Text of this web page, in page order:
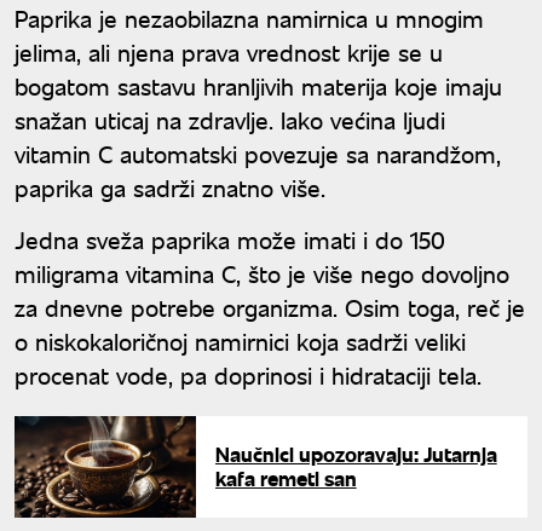
Paprika je nezaobilazna namirnica u mnogim
jelima, ali njena prava vrednost krije se u
bogatom sastavu hranljivih materija koje imaju
snažan uticaj na zdravlje. Iako većina ljudi
vitamin C automatski povezuje sa narandžom,
paprika ga sadrži znatno više.
Jedna sveža paprika može imati i do 150
miligrama vitamina C, što je više nego dovoljno
za dnevne potrebe organizma. Osim toga, reč je
o niskokaloričnoj namirnici koja sadrži veliki
procenat vode, pa doprinosi i hidrataciji tela.
Naučnici upozoravaju: Jutarnja
kafa remeti san